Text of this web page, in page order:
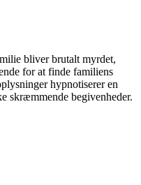
bliver brutalt myrdet,
for at finde familiens
hypnotiserer en
skræmmende begivenheder.